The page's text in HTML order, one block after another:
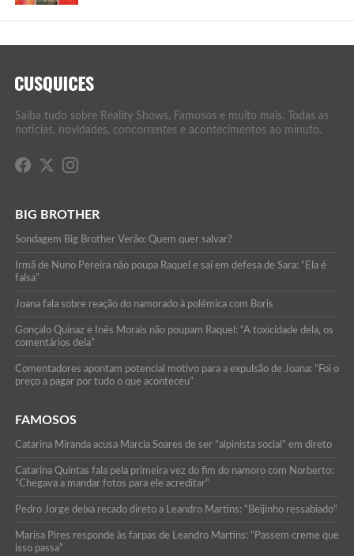
Saiba tudo sobre Reality Shows, Famosos e muito mais. Todas as
notícias, novidades, concorrentes e acontecimentos ao minuto.
BIG BROTHER
Sondagem Big Brother Verão: Quem quer salvar?
Irmã de Nuno Pereira não poupa Raquel e sai em defesa de Sara: “Ela é
falsa”
Joana fala sobre reação do namorado à polémica com Boris
Gonçalo Quinaz e Inês Morais não poupam Raquel: “A toxicidade dela, os
comentários dela”
Comentadores apontam potencial motivo para a expulsão de Joana: “Foi o
preço a pagar por tudo o que aconteceu”
FAMOSOS
Catarina Miranda acusa Marcia Soares de ser “alpinista social” em direto
Catarina Quintas fala pela primeira vez do fim do namoro com Norberto:
“Chegava a mandar fotos para ele acreditar”
Pedro Jorge deixa recado direto a Leandro Martins: “Beijinho ressabiado”
Marisa Pires responde às farpas de Leandro Martins: “Passem creme que
isso passa”